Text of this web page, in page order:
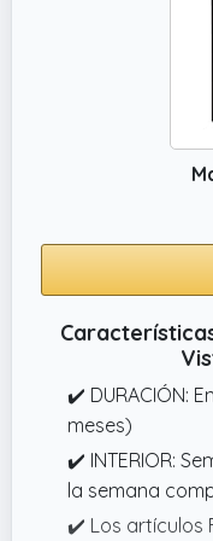
✔️ DETALLES
protegida por
que resisten el
sin perder su
tradicionales.
✔️ DURACIÓN:
meses)
✔️ INTERIOR:
la semana
✔️ Los artículos